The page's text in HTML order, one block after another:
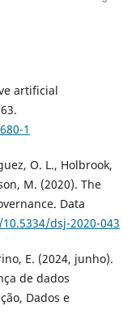
artificial
1
O. L., Holbrook,
M. (2020). The
Data
dsj-2020-043
E. (2024, junho).
de dados
Dados e